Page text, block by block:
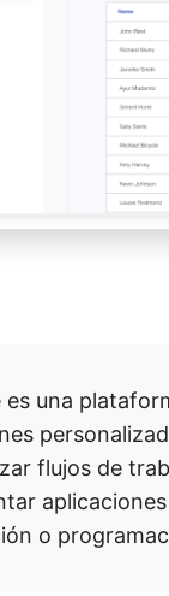
es una
flujos de
o